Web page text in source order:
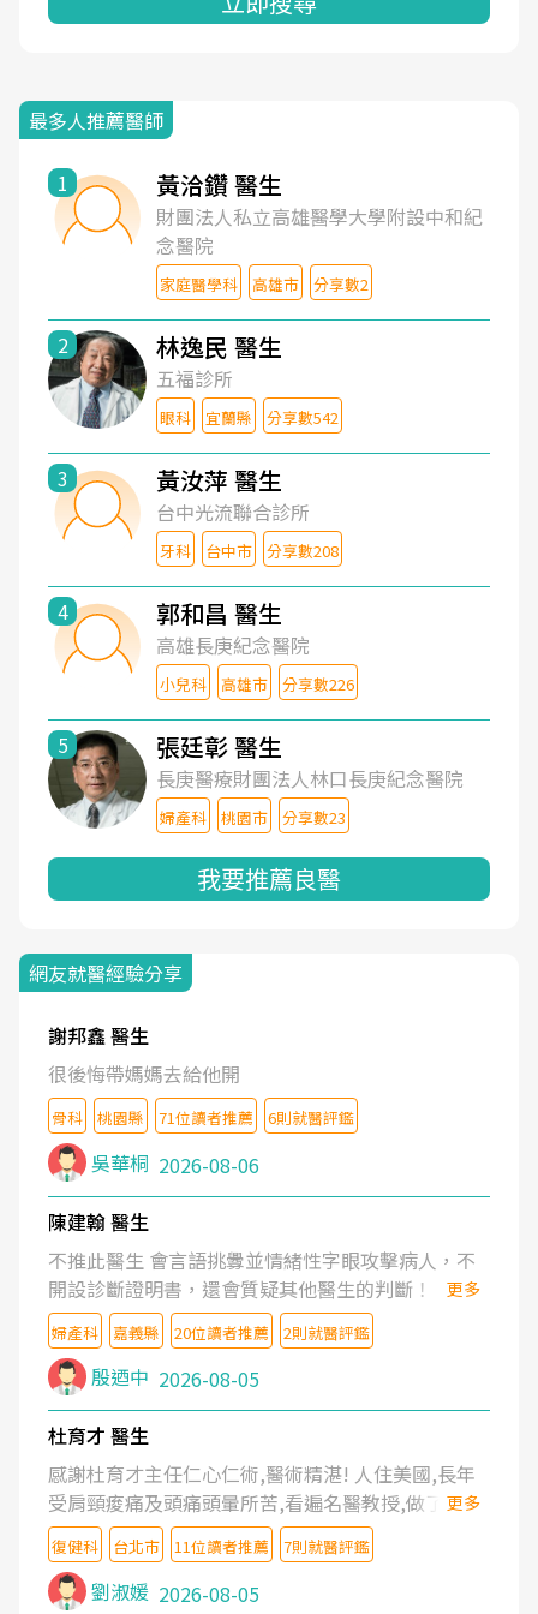
最多人推薦醫師
1 黃洽鑽 醫生
財團法人私立高雄醫學大學附設中和紀
念醫院
家庭醫學科 高雄市 分享數2
2 林逸民 醫生
五福診所
眼科 宜蘭縣 分享數542
3 黃汝萍 醫生
台中光流聯合診所
牙科 台中市 分享數208
4 郭和昌 醫生
高雄長庚紀念醫院
小兒科 高雄市 分享數226
5 張廷彰 醫生
長庚醫療財團法人林口長庚紀念醫院
婦產科 桃園市 分享數23
我要推薦良醫
網友就醫經驗分享
謝邦鑫 醫生
很後悔帶媽媽去給他開
骨科 桃園縣 71位讀者推薦 6則就醫評鑑
吳華桐 2026-08-06
陳建翰 醫生
不推此醫生 會言語挑釁並情緒性字眼攻擊病人，不
開設診斷證明書，還會質疑其他醫生的判斷！
更多
婦產科 嘉義縣 20位讀者推薦 2則就醫評鑑
殷迺中 2026-08-05
杜育才 醫生
感謝杜育才主任仁心仁術,醫術精湛! 人住美國,長年
受肩頸痠痛及頭痛頭暈所苦,看遍名醫教授,做了各種
檢查,也嘗試過西醫打針,中醫針灸及物理徒手治療都
沒有用,後來連吃到嗎啡類止痛藥都效果有限,只是壓
症狀,沒多久就痛起來,多年失眠嚴重影響生活品質.
更多
復健科 台北市 11位讀者推薦 7則就醫評鑑
劉淑媛 2026-08-05